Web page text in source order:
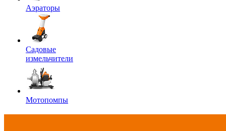
Аэраторы
Садовые
измельчители
Мотопомпы